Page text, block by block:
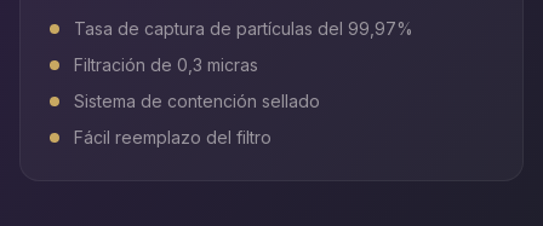
Tasa de captura de partículas del 99,97%
Filtración de 0,3 micras
Sistema de contención sellado
Fácil reemplazo del filtro